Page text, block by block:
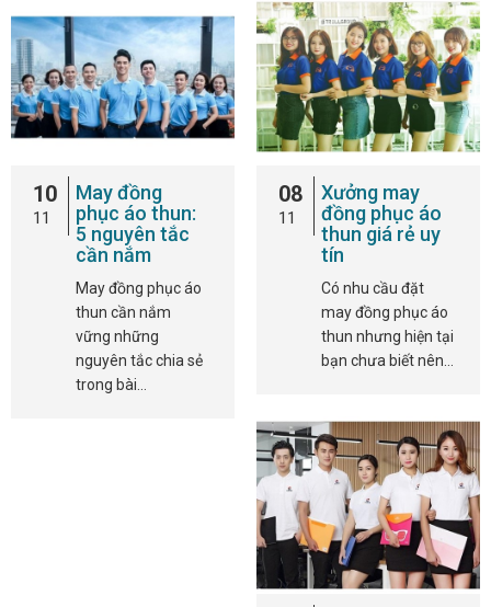
10
11
May đồng
phục áo thun:
5 nguyên tắc
cần nắm
May đồng phục áo
thun cần nắm
vững những
nguyên tắc chia sẻ
trong bài…
08
11
Xưởng may
đồng phục áo
thun giá rẻ uy
tín
Có nhu cầu đặt
may đồng phục áo
thun nhưng hiện tại
bạn chưa biết nên…